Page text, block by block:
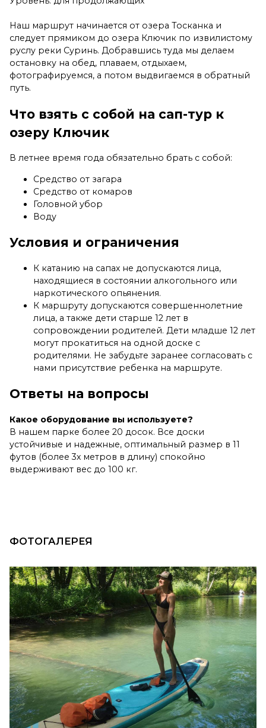
Наш маршрут начинается от озера Тосканка и
следует прямиком до озера Ключик по извилистому
руслу реки Суринь. Добравшись туда мы делаем
остановку на обед, плаваем, отдыхаем,
фотографируемся, а потом выдвигаемся в обратный
путь.
Что взять с собой на сап-тур к
озеру Ключик
В летнее время года обязательно брать с собой:
Средство от загара
Средство от комаров
Головной убор
Воду
Условия и ограничения
К катанию на сапах не допускаются лица,
находящиеся в состоянии алкогольного или
наркотического опьянения.
К маршруту допускаются совершеннолетние
лица, а также дети старше 12 лет в
сопровождении родителей. Дети младше 12 лет
могут прокатиться на одной доске с
родителями. Не забудьте заранее согласовать с
нами присутствие ребенка на маршруте.
Ответы на вопросы
Какое оборудование вы используете?
В нашем парке более 20 досок. Все доски
устойчивые и надежные, оптимальный размер в 11
футов (более 3х метров в длину) спокойно
выдерживают вес до 100 кг.
ФОТОГАЛЕРЕЯ